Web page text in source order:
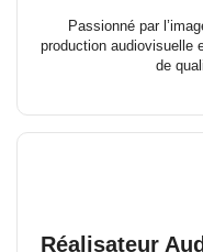
Passionné par
production audiovisuelle
de
Réalisateur